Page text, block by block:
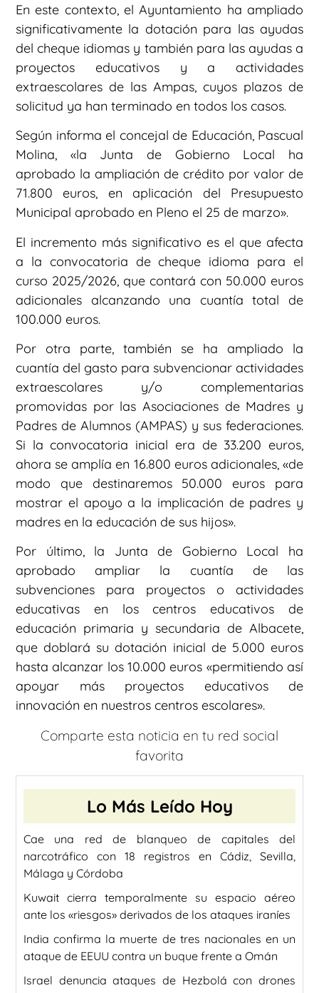
En este contexto, el Ayuntamiento ha ampliado
significativamente la dotación para las ayudas
del cheque idiomas y también para las ayudas a
proyectos educativos y a actividades
extraescolares de las Ampas, cuyos plazos de
solicitud ya han terminado en todos los casos.
Según informa el concejal de Educación, Pascual
Molina, «la Junta de Gobierno Local ha
aprobado la ampliación de crédito por valor de
71.800 euros, en aplicación del Presupuesto
Municipal aprobado en Pleno el 25 de marzo».
El incremento más significativo es el que afecta
a la convocatoria de cheque idioma para el
curso 2025/2026, que contará con 50.000 euros
adicionales alcanzando una cuantía total de
100.000 euros.
Por otra parte, también se ha ampliado la
cuantía del gasto para subvencionar actividades
extraescolares y/o complementarias
promovidas por las Asociaciones de Madres y
Padres de Alumnos (AMPAS) y sus federaciones.
Si la convocatoria inicial era de 33.200 euros,
ahora se amplía en 16.800 euros adicionales, «de
modo que destinaremos 50.000 euros para
mostrar el apoyo a la implicación de padres y
madres en la educación de sus hijos».
Por último, la Junta de Gobierno Local ha
aprobado ampliar la cuantía de las
subvenciones para proyectos o actividades
educativas en los centros educativos de
educación primaria y secundaria de Albacete,
que doblará su dotación inicial de 5.000 euros
hasta alcanzar los 10.000 euros «permitiendo así
apoyar más proyectos educativos de
innovación en nuestros centros escolares».
Comparte esta noticia en tu red social
favorita
Lo Más Leído Hoy
Cae una red de blanqueo de capitales del
narcotráfico con 18 registros en Cádiz, Sevilla,
Málaga y Córdoba
Kuwait cierra temporalmente su espacio aéreo
ante los «riesgos» derivados de los ataques iraníes
India confirma la muerte de tres nacionales en un
ataque de EEUU contra un buque frente a Omán
Israel denuncia ataques de Hezbolá con drones